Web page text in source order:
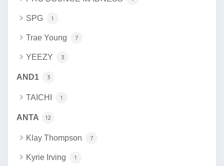
SPG 1
Trae Young 7
YEEZY 3
AND1 3
TAICHI 1
ANTA 12
Klay Thompson 7
Kyrie Irving 1